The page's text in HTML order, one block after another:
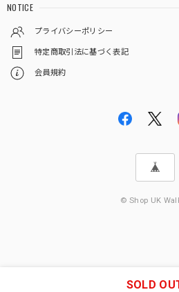
NOTICE
プライバシーポリシー
特定商取引法に基づく表記
会員規約
© Shop UK
SOLD